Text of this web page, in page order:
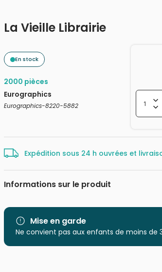
La Vieille Librairie
En stock
2000 pièces
Eurographics
Eurographics-8220-5882
Expédition sous 24 h ouvrées et
Informations sur le produit
Catégorie
Age
Mise en garde
Ne convient pas aux enfants de moins de